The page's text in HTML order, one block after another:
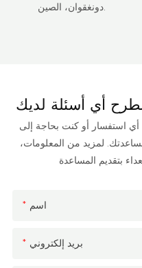
دونغقوان، الصين.
أي استفسار أو كنت بحاجة إلى
لمزيد من المعلومات،
اسم
بريد إلكتروني